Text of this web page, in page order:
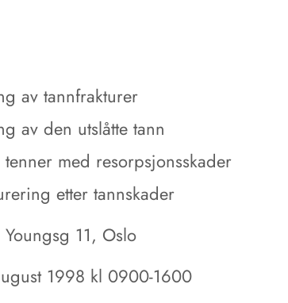
av tannfrakturer
av den utslåtte tann
med resorpsjonsskader
etter tannskader
11, Oslo
1998 kl 0900-1600